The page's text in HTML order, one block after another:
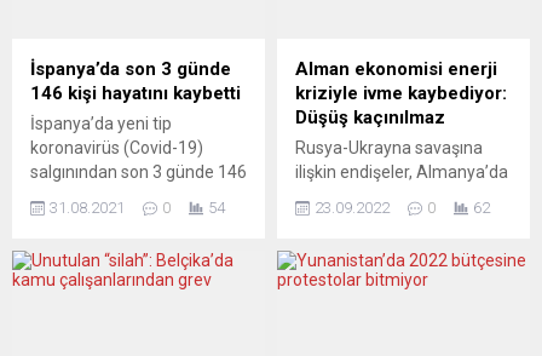
alındığı kaydedildi. Alman
Demiryolları (Deutsche
Bahn), saldırı nedeniyle
hatların trafiğe kapatıldığı ve
ICE tren...
saati ile 11’de başlayan
Karahaliloğlu Emeklilik
Merkezi’nin Ege Bölge
Temsilcisi ve Sosyal
Güvenlik Uzmanı Muhsin...
İspanya’da son 3 günde
146 kişi hayatını kaybetti
İspanya’da yeni tip
koronavirüs (Covid-19)
salgınından son 3 günde 146
15 bin 489 yeni vaka tespit
Bakanlığı 27 Ağustos’tan
sonra dün güncellediği
31.08.2021 0 54
Alman ekonomisi enerji
kriziyle ivme kaybediyor:
Düşüş kaçınılmaz
Rusya-Ukrayna savaşına
ilişkin endişeler, Almanya’da
yukarı yönlü baskı
Almanya’da, yüksek enerji
maliyetlerinin etkisiyle
23.09.2022 0 62